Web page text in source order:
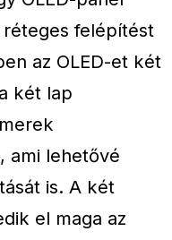
felépítést
az OLED-et két
két lap
ami lehetővé
is. A két
el maga az